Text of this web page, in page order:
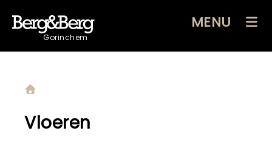
Gorinchem
MENU
Vloeren